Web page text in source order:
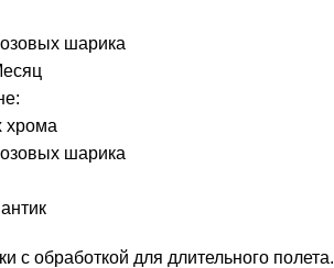
шарика
хрома
шарика
с обработкой для длительного полета.